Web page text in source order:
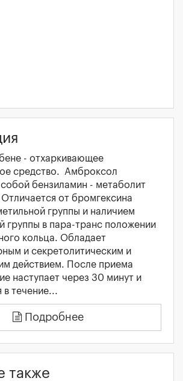
- отхаркивающее
средство. Амброксол
собой бензиламин - метаболит
от бромгексина
группы и наличием
группы в пара-транс положении
кольца. Обладает
и секретолитическим и
действием. После приема
наступает через 30 минут и
в течение...
Подробнее
также